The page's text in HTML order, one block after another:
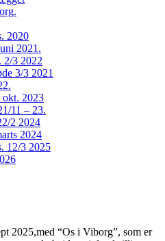
2020
2021.
2/3 2022
3/3 2021
okt. 2023
11 – 23.
2 2024
2024
12/3 2025
2025,med “Os i Viborg”, som er